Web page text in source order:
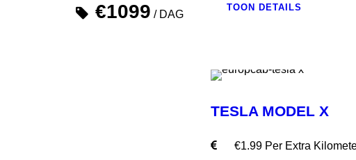
€1099 / DAG
TOON DETAILS
TESLA MODEL X
€1.99 Per Extra